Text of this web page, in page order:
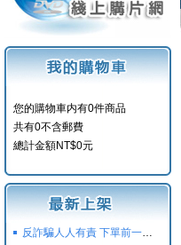
您的購物車内有0件商品
共有0不含郵費
總計金額NT$0元
反詐騙人人有責 下單前一定要注意